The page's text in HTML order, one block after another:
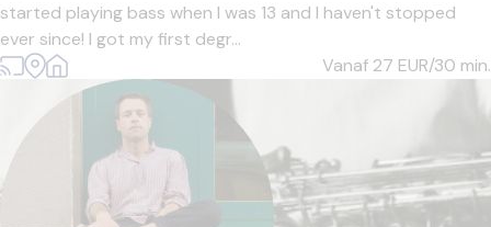
started playing bass when I was 13 and I haven't stopped
ever since! I got my first degr...
Vanaf 27 EUR/30 min.